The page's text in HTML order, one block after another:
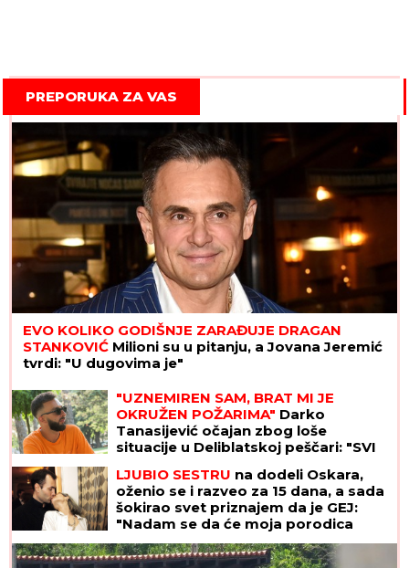
PREPORUKA ZA VAS
EVO KOLIKO GODIŠNJE ZARAĐUJE DRAGAN
STANKOVIĆ Milioni su u pitanju, a Jovana Jeremić
tvrdi: "U dugovima je"
"UZNEMIREN SAM, BRAT MI JE
OKRUŽEN POŽARIMA" Darko
Tanasijević očajan zbog loše
situacije u Deliblatskoj peščari: "SVI
informacije ima
LJUBIO SESTRU na dodeli Oskara,
oženio se i razveo za 15 dana, a sada
šokirao svet priznajem da je GEJ:
"Nadam se da će moja porodica
odabrati razumevanje umesto
osude"